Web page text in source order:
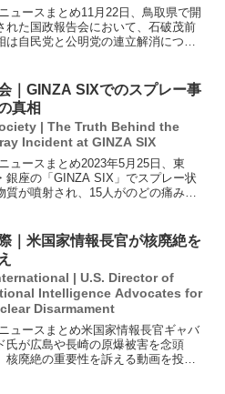
ュースまとめ11月22日、鳥取県で開
れた国政報告会において、石破茂前
は自民党と公明党の連立解消につい
いことだと評価。自民党が進み過ぎ
に公明党が「待...
｜GINZA SIXでのスプレー事
真相
| The Truth Behind the
Incident at GINZA SIX
ュースまとめ2023年5月25日、東
銀座の「GINZA SIX」でスプレー状
質が噴射され、15人がのどの痛みを
ンとみられる成分が検出されたこと
認さ...
｜米国家情報長官が核廃絶を
| U.S. Director of
Intelligence Advocates for
Disarmament
ュースまとめ米国家情報長官ギャバ
氏が広島や長崎の原爆被害を念頭
核廃絶の重要性を訴える動画を投稿